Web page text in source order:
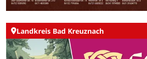
Landkreis Bad Kreuznach